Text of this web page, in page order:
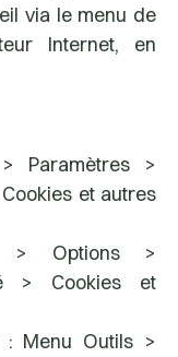
via le menu de
Internet, en
Paramètres >
et autres
> Options >
> Cookies et
: Menu Outils >